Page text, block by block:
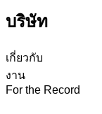
บริษัท
เกี่ยวกับ
งาน
For the Record